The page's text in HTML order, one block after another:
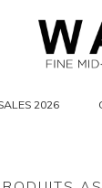
2026